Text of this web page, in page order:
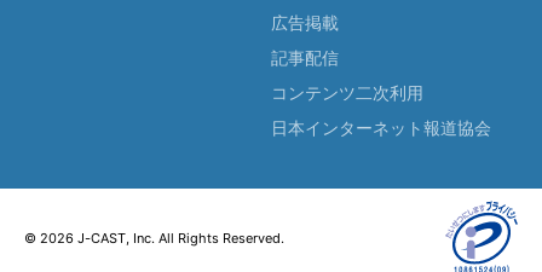
広告掲載
記事配信
コンテンツ二次利用
日本インターネット報道協会
© 2026 J-CAST, Inc. All Rights Reserved.